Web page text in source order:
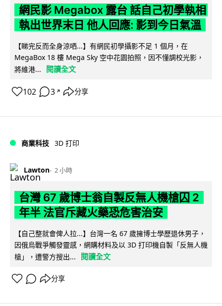
網民影 Megabox 露台 話自己初學執相
執出世界末日 他人回應: 影到今日氣溫
【睇完反而全身涼哂...】有網民初學攝影不足 1 個月，在
MegaBox 18 樓 Mega Sky 空中花園拍照，因不懂調校光影，
將維港...
閱讀全文
102 3 ↗ 分享
商業科技 3D 打印
Lawton 2 小時
台灣 67 歲博士翁自製反無人機槍囚 2
年半 法官斥藏火藥恐危害治安
【自己整就會俾人拉...】台灣一名 67 歲擁博士學歷退休男子，
因俄烏戰爭觸發靈感，網購材料及以 3D 打印機自製「反無人機
槍」，遭警方搜出...
閱讀全文
分享